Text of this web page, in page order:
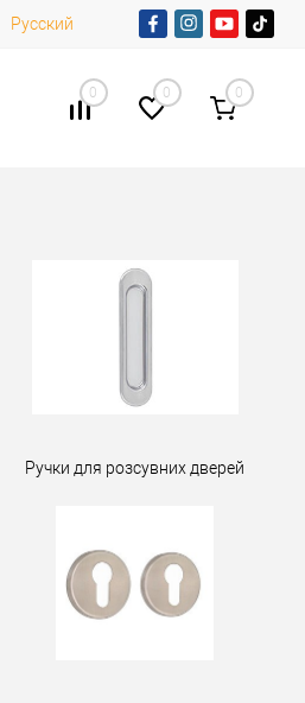
Русский
0 0 0
Ручки для розсувних дверей